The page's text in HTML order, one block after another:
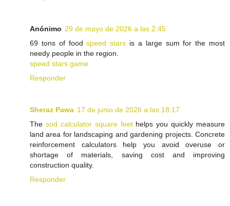
Anónimo 29 de mayo de 2026 a las 2:45
69 tons of foodspeed stars is a large sum for the most
needy people in the region.
speed stars game
Responder
Sheraz Pawa 17 de junio de 2026 a las 18:17
The sod calculator square feethelps you quickly measure
land area for landscaping and gardening projects. Concrete
reinforcement calculators help you avoid overuse or
shortage of materials, saving cost and improving
construction quality.
Responder